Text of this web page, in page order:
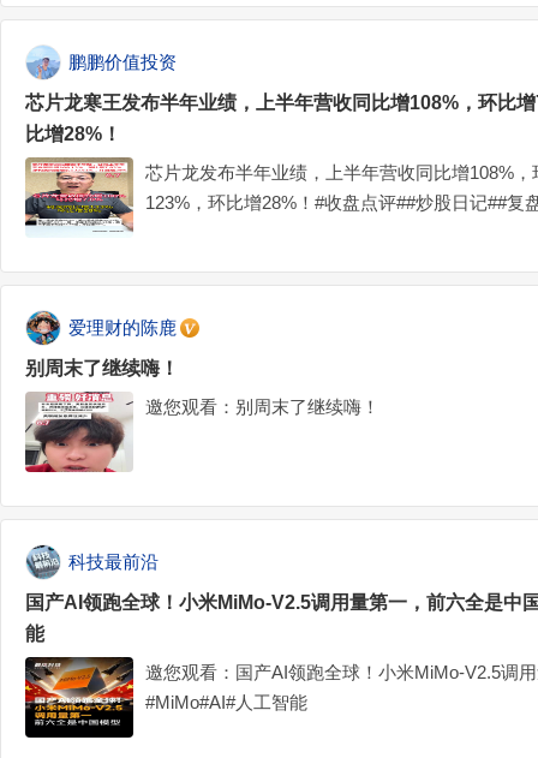
鹏鹏价值投资
芯片龙寒王发布半年业绩，上半年营收同比增108%，环比
比增28%！
芯片龙发布半年业绩，上半年营收同比增108%
123%，环比增28%！#收盘点评##炒股日记##复
爱理财的陈鹿
别周末了继续嗨！
邀您观看：别周末了继续嗨！
科技最前沿
国产AI领跑全球！小米MiMo-V2.5调用量第一，前六全是中
能
邀您观看：国产AI领跑全球！小米MiMo-V2.5调
#MiMo#AI#人工智能